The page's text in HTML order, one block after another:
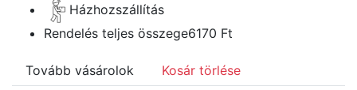
Házhozszállítás
Rendelés teljes összege6170 Ft
Tovább vásárolok Kosár törlése